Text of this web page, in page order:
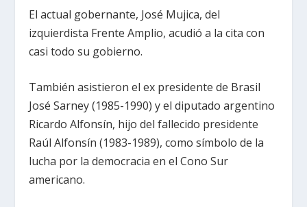
El actual gobernante, José Mujica, del
izquierdista Frente Amplio, acudió a la cita con
casi todo su gobierno.
También asistieron el ex presidente de Brasil
José Sarney (1985-1990) y el diputado argentino
Ricardo Alfonsín, hijo del fallecido presidente
Raúl Alfonsín (1983-1989), como símbolo de la
lucha por la democracia en el Cono Sur
americano.